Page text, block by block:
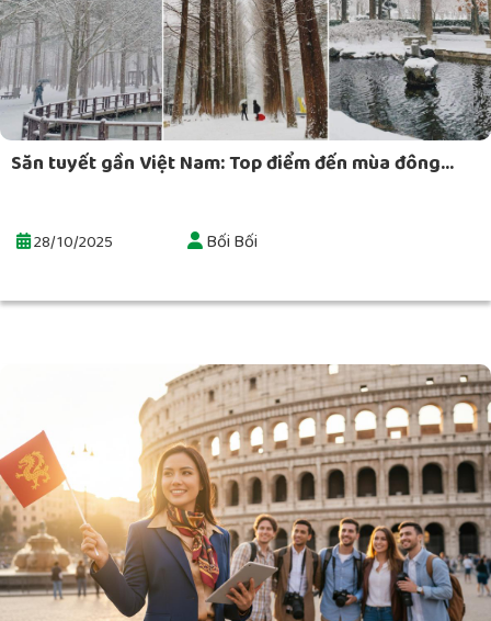
Săn tuyết gần Việt Nam: Top điểm đến mùa đông...
28/10/2025 Bối Bối